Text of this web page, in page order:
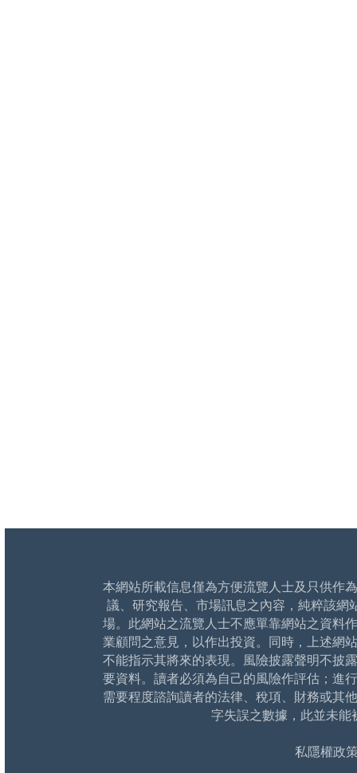
本網站所載信息僅為方便流覽人士及只供作
議、研究報告、市場訊息之內容，純粹該
場。此網站之流覽人士不應單靠網站之資料
業顧問之意見，以作出投資。同時，上述網
不能指示其將來的表現。風險披露聲明不披
要資料。讀者必須為自己的風險作評估；進
需要程度諮詢讀者的法律、稅項、財務或其
字失誤之數據，此並未
私隱權政